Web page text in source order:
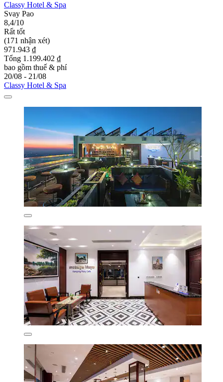
Classy Hotel & Spa
Svay Pao
8,4/10
Rất tốt
(171 nhận xét)
971.943 ₫
Tổng 1.199.402 ₫
bao gồm thuế & phí
20/08 - 21/08
Classy Hotel & Spa